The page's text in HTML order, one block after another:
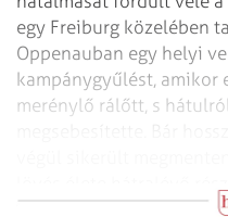
egy Freiburg közelében
Oppenauban egy helyi
kampánygyűlést, amikor
merénylő rálőtt, s